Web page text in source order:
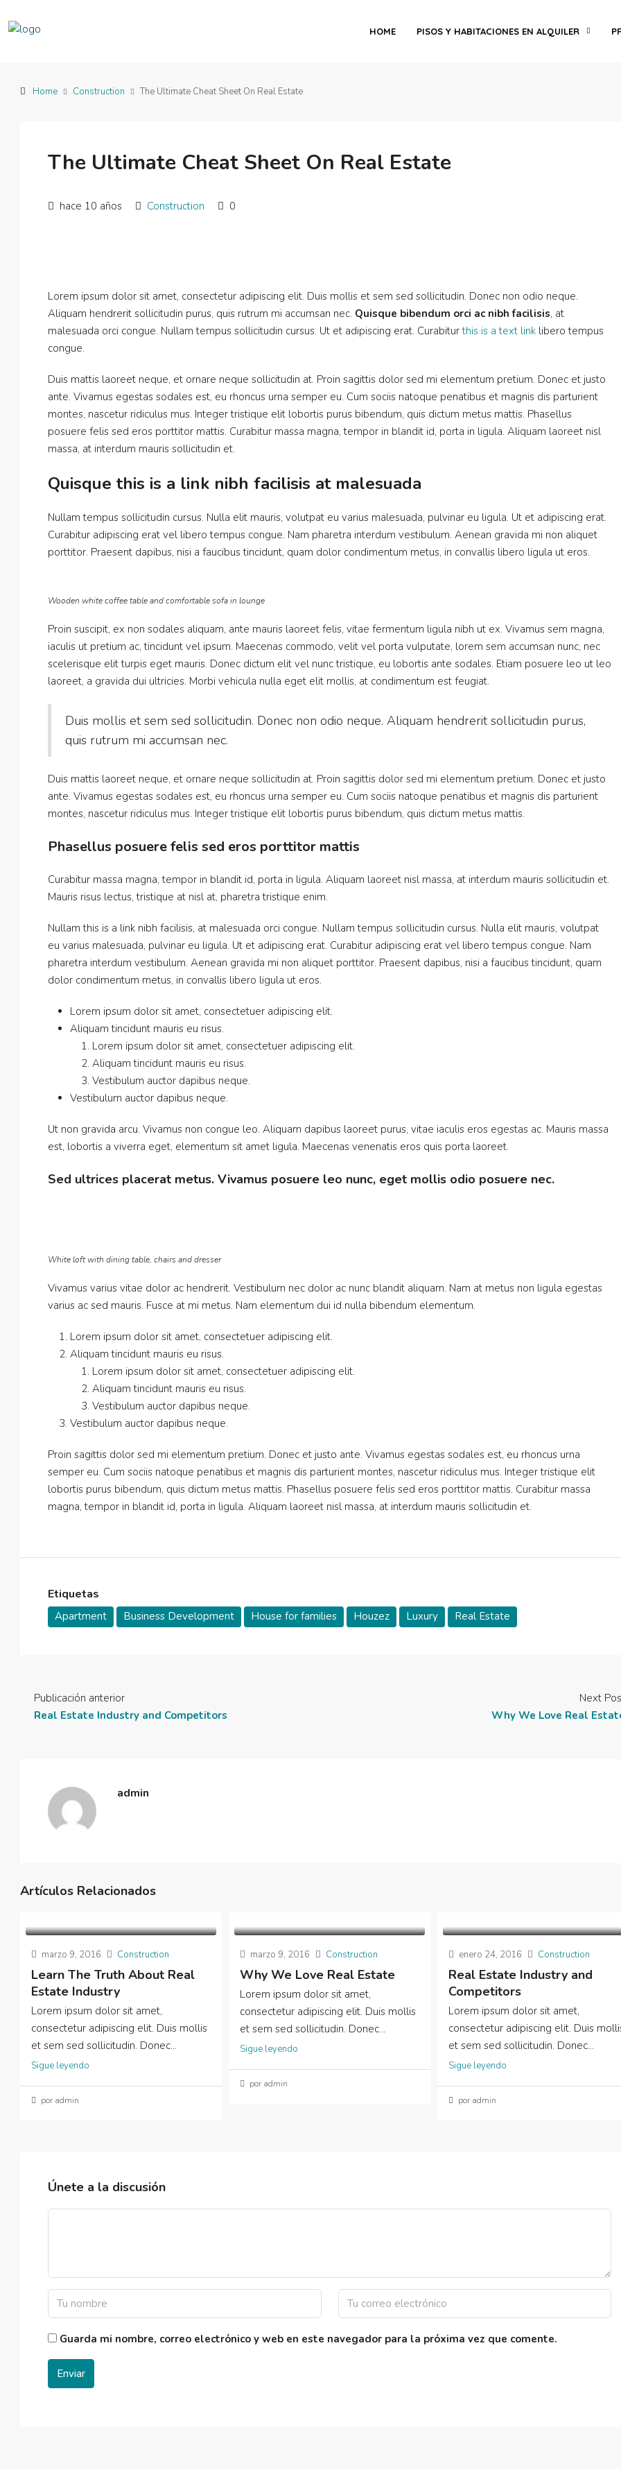
HOME PISOS Y HABITACIONES EN ALQUILER
Home Construction The Ultimate Cheat Sheet On Real Estate
The Ultimate Cheat Sheet On Real Estate
hace 10 años Construction 0
Lorem ipsum dolor sit amet, consectetur adipiscing elit. Duis mollis et sem sed sollicitudin. Donec non odio neque.
Aliquam hendrerit sollicitudin purus, quis rutrum mi accumsan nec. Quisque bibendum orci ac nibh facilisis, at
malesuada orci congue. Nullam tempus sollicitudin cursus. Ut et adipiscing erat. Curabiturthis is a text link libero tempus
congue.
Duis mattis laoreet neque, et ornare neque sollicitudin at. Proin sagittis dolor sed mi elementum pretium. Donec et justo
ante. Vivamus egestas sodales est, eu rhoncus urna semper eu. Cum sociis natoque penatibus et magnis dis parturient
montes, nascetur ridiculus mus. Integer tristique elit lobortis purus bibendum, quis dictum metus mattis. Phasellus
posuere felis sed eros porttitor mattis. Curabitur massa magna, tempor in blandit id, porta in ligula. Aliquam laoreet nisl
massa, at interdum mauris sollicitudin et.
Quisque this is a link nibh facilisis at malesuada
Nullam tempus sollicitudin cursus. Nulla elit mauris, volutpat eu varius malesuada, pulvinar eu ligula. Ut et adipiscing erat.
Curabitur adipiscing erat vel libero tempus congue. Nam pharetra interdum vestibulum. Aenean gravida mi non aliquet
porttitor. Praesent dapibus, nisi a faucibus tincidunt, quam dolor condimentum metus, in convallis libero ligula ut eros.
Wooden white coffee table and comfortable sofa in lounge
Proin suscipit, ex non sodales aliquam, ante mauris laoreet felis, vitae fermentum ligula nibh ut ex. Vivamus sem magna,
iaculis ut pretium ac, tincidunt vel ipsum. Maecenas commodo, velit vel porta vulputate, lorem sem accumsan nunc, nec
scelerisque elit turpis eget mauris. Donec dictum elit vel nunc tristique, eu lobortis ante sodales. Etiam posuere leo ut leo
laoreet, a gravida dui ultricies. Morbi vehicula nulla eget elit mollis, at condimentum est feugiat.
Duis mollis et sem sed sollicitudin. Donec non odio neque. Aliquam hendrerit sollicitudin purus,
quis rutrum mi accumsan nec.
Duis mattis laoreet neque, et ornare neque sollicitudin at. Proin sagittis dolor sed mi elementum pretium. Donec et justo
ante. Vivamus egestas sodales est, eu rhoncus urna semper eu. Cum sociis natoque penatibus et magnis dis parturient
montes, nascetur ridiculus mus. Integer tristique elit lobortis purus bibendum, quis dictum metus mattis.
Phasellus posuere felis sed eros porttitor mattis
Curabitur massa magna, tempor in blandit id, porta in ligula. Aliquam laoreet nisl massa, at interdum mauris sollicitudin et.
Mauris risus lectus, tristique at nisl at, pharetra tristique enim.
Nullam this is a link nibh facilisis, at malesuada orci congue. Nullam tempus sollicitudin cursus. Nulla elit mauris, volutpat
eu varius malesuada, pulvinar eu ligula. Ut et adipiscing erat. Curabitur adipiscing erat vel libero tempus congue. Nam
pharetra interdum vestibulum. Aenean gravida mi non aliquet porttitor. Praesent dapibus, nisi a faucibus tincidunt, quam
dolor condimentum metus, in convallis libero ligula ut eros.
Lorem ipsum dolor sit amet, consectetuer adipiscing elit.
Aliquam tincidunt mauris eu risus.
Lorem ipsum dolor sit amet, consectetuer adipiscing elit.
Aliquam tincidunt mauris eu risus.
Vestibulum auctor dapibus neque.
Vestibulum auctor dapibus neque.
Ut non gravida arcu. Vivamus non congue leo. Aliquam dapibus laoreet purus, vitae iaculis eros egestas ac. Mauris massa
est, lobortis a viverra eget, elementum sit amet ligula. Maecenas venenatis eros quis porta laoreet.
Sed ultrices placerat metus. Vivamus posuere leo nunc, eget mollis odio posuere nec.
White loft with dining table, chairs and dresser
Vivamus varius vitae dolor ac hendrerit. Vestibulum nec dolor ac nunc blandit aliquam. Nam at metus non ligula egestas
varius ac sed mauris. Fusce at mi metus. Nam elementum dui id nulla bibendum elementum.
Lorem ipsum dolor sit amet, consectetuer adipiscing elit.
Aliquam tincidunt mauris eu risus.
Lorem ipsum dolor sit amet, consectetuer adipiscing elit.
Aliquam tincidunt mauris eu risus.
Vestibulum auctor dapibus neque.
Vestibulum auctor dapibus neque.
Proin sagittis dolor sed mi elementum pretium. Donec et justo ante. Vivamus egestas sodales est, eu rhoncus urna
semper eu. Cum sociis natoque penatibus et magnis dis parturient montes, nascetur ridiculus mus. Integer tristique elit
lobortis purus bibendum, quis dictum metus mattis. Phasellus posuere felis sed eros porttitor mattis. Curabitur massa
magna, tempor in blandit id, porta in ligula. Aliquam laoreet nisl massa, at interdum mauris sollicitudin et.
Etiquetas
Apartment Business Development House for families Houzez Luxury Real Estate
Publicación anterior
Real Estate Industry and Competitors
Next
Why We Love Real
admin
Artículos Relacionados
marzo 9, 2016 Construction
Learn The Truth About Real
Estate Industry
Lorem ipsum dolor sit amet,
consectetur adipiscing elit. Duis mollis
et sem sed sollicitudin. Donec...
Sigue leyendo
por admin
marzo 9, 2016 Construction
Why We Love Real Estate
Lorem ipsum dolor sit amet,
consectetur adipiscing elit. Duis mollis
et sem sed sollicitudin. Donec...
Sigue leyendo
por admin
enero 24, 2016 Construction
Real Estate Industry and
Competitors
Lorem ipsum dolor sit amet,
consectetur adipiscing elit. Duis
et sem sed sollicitudin. Donec...
Sigue leyendo
por admin
Únete a la discusión
Guarda mi nombre, correo electrónico y web en este navegador para la próxima vez que comente.
Enviar
$3,600/mo
Contemporary apartment
9321 Cypress Lake Dr, Fort Myers, FL 33919, USA
APARTMENT
Modern apartment on the bay
5875 Collins Ave, Miami Beach, FL 33140, Stati
2 1200
APARTMENT